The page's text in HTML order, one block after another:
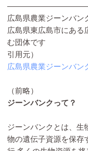
広島県農業ジーンバン
広島県東広島市にある
む団体です
引用元）
広島県農業ジーンバン
（前略）
​ジーンバンクって？
ジーンバンクとは、生
物の遺伝子資源を保存